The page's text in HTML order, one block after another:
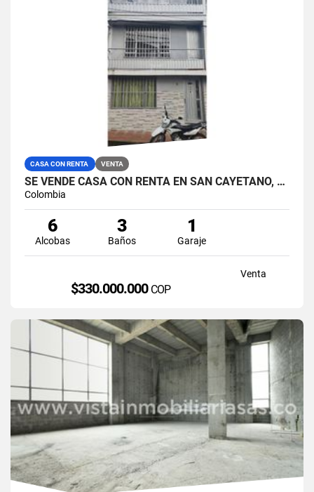
CASA CON RENTA VENTA
SE VENDE CASA CON RENTA EN SAN CAYETANO, MANIZALES.
Colombia
6
Alcobas
3
Baños
1
Garaje
Venta
$330.000.000 COP